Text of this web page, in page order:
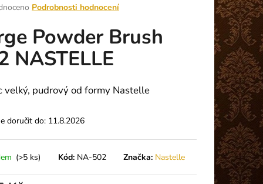
Podrobnosti hodnocení
Powder Brush
NASTELLE
velký, pudrový od formy Nastelle
doručit do: 11.8.2026
(>5 ks) Kód: NA-502 Značka: Nastelle